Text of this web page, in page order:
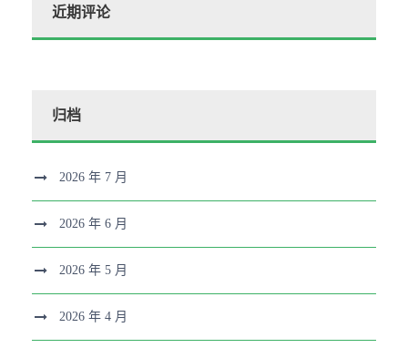
近期评论
归档
2026 年 7 月
2026 年 6 月
2026 年 5 月
2026 年 4 月